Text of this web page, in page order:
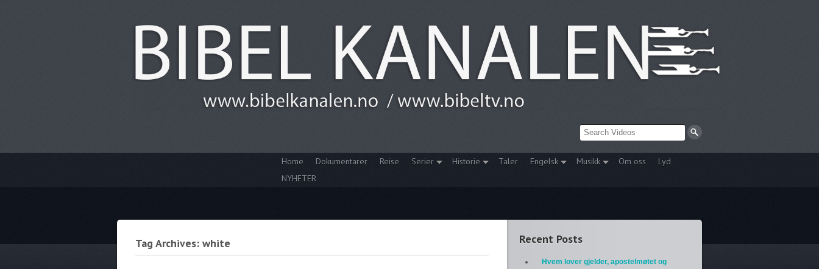
Home Dokumentarer Reise Serier Historie Taler Engelsk Musikk Om oss
Lyd
NYHETER
Tag Archives: white Recent Posts
Hvem lover gjelder, apostelmøtet og